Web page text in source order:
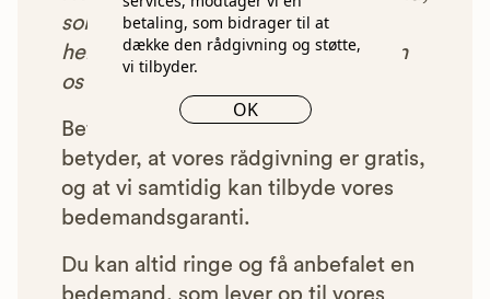
betaling, som bidrager til at
dække den rådgivning og støtte,
vi tilbyder.
OK
som vi har godkendt, anbefalet og
henvist dig til, betaler bedemanden
os et beløb for denne henvisning.
Betalingen for vores henvisninger
betyder, at vores rådgivning er gratis,
og at vi samtidig kan tilbyde vores
bedemandsgaranti.
Du kan altid ringe og få anbefalet en
bedemand, som lever op til vores